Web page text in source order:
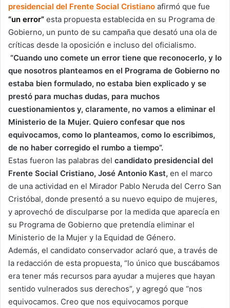
presidencial del Frente Social Cristiano afirmó que fue
“un error” esta propuesta establecida en su Programa de
Gobierno, un punto de su campaña que desató una ola de
críticas desde la oposición e incluso del oficialismo.
“Cuando uno comete un error tiene que reconocerlo, y lo
que nosotros planteamos en el Programa de Gobierno no
estaba bien formulado, no estaba bien explicado y se
prestó para muchas dudas, para muchos
cuestionamientos y, claramente, no vamos a eliminar el
Ministerio de la Mujer. Quiero confesar que nos
equivocamos, como lo planteamos, como lo escribimos,
de no haber corregido el rumbo a tiempo”.
Estas fueron las palabras del candidato presidencial del
Frente Social Cristiano, José Antonio Kast, en el marco
de una actividad en el Mirador Pablo Neruda del Cerro San
Cristóbal, donde presentó a su nuevo equipo de mujeres,
y aprovechó de disculparse por la medida que aparecía en
su Programa de Gobierno que pretendía eliminar el
Ministerio de la Mujer y la Equidad de Género.
Además, el candidato conservador aclaró que, a través de
la redacción de esta propuesta, “lo único que buscábamos
era tener más recursos para ayudar a mujeres que hayan
sentido vulnerados sus derechos”, y agregó que “nos
equivocamos. Creo que nos equivocamos porque